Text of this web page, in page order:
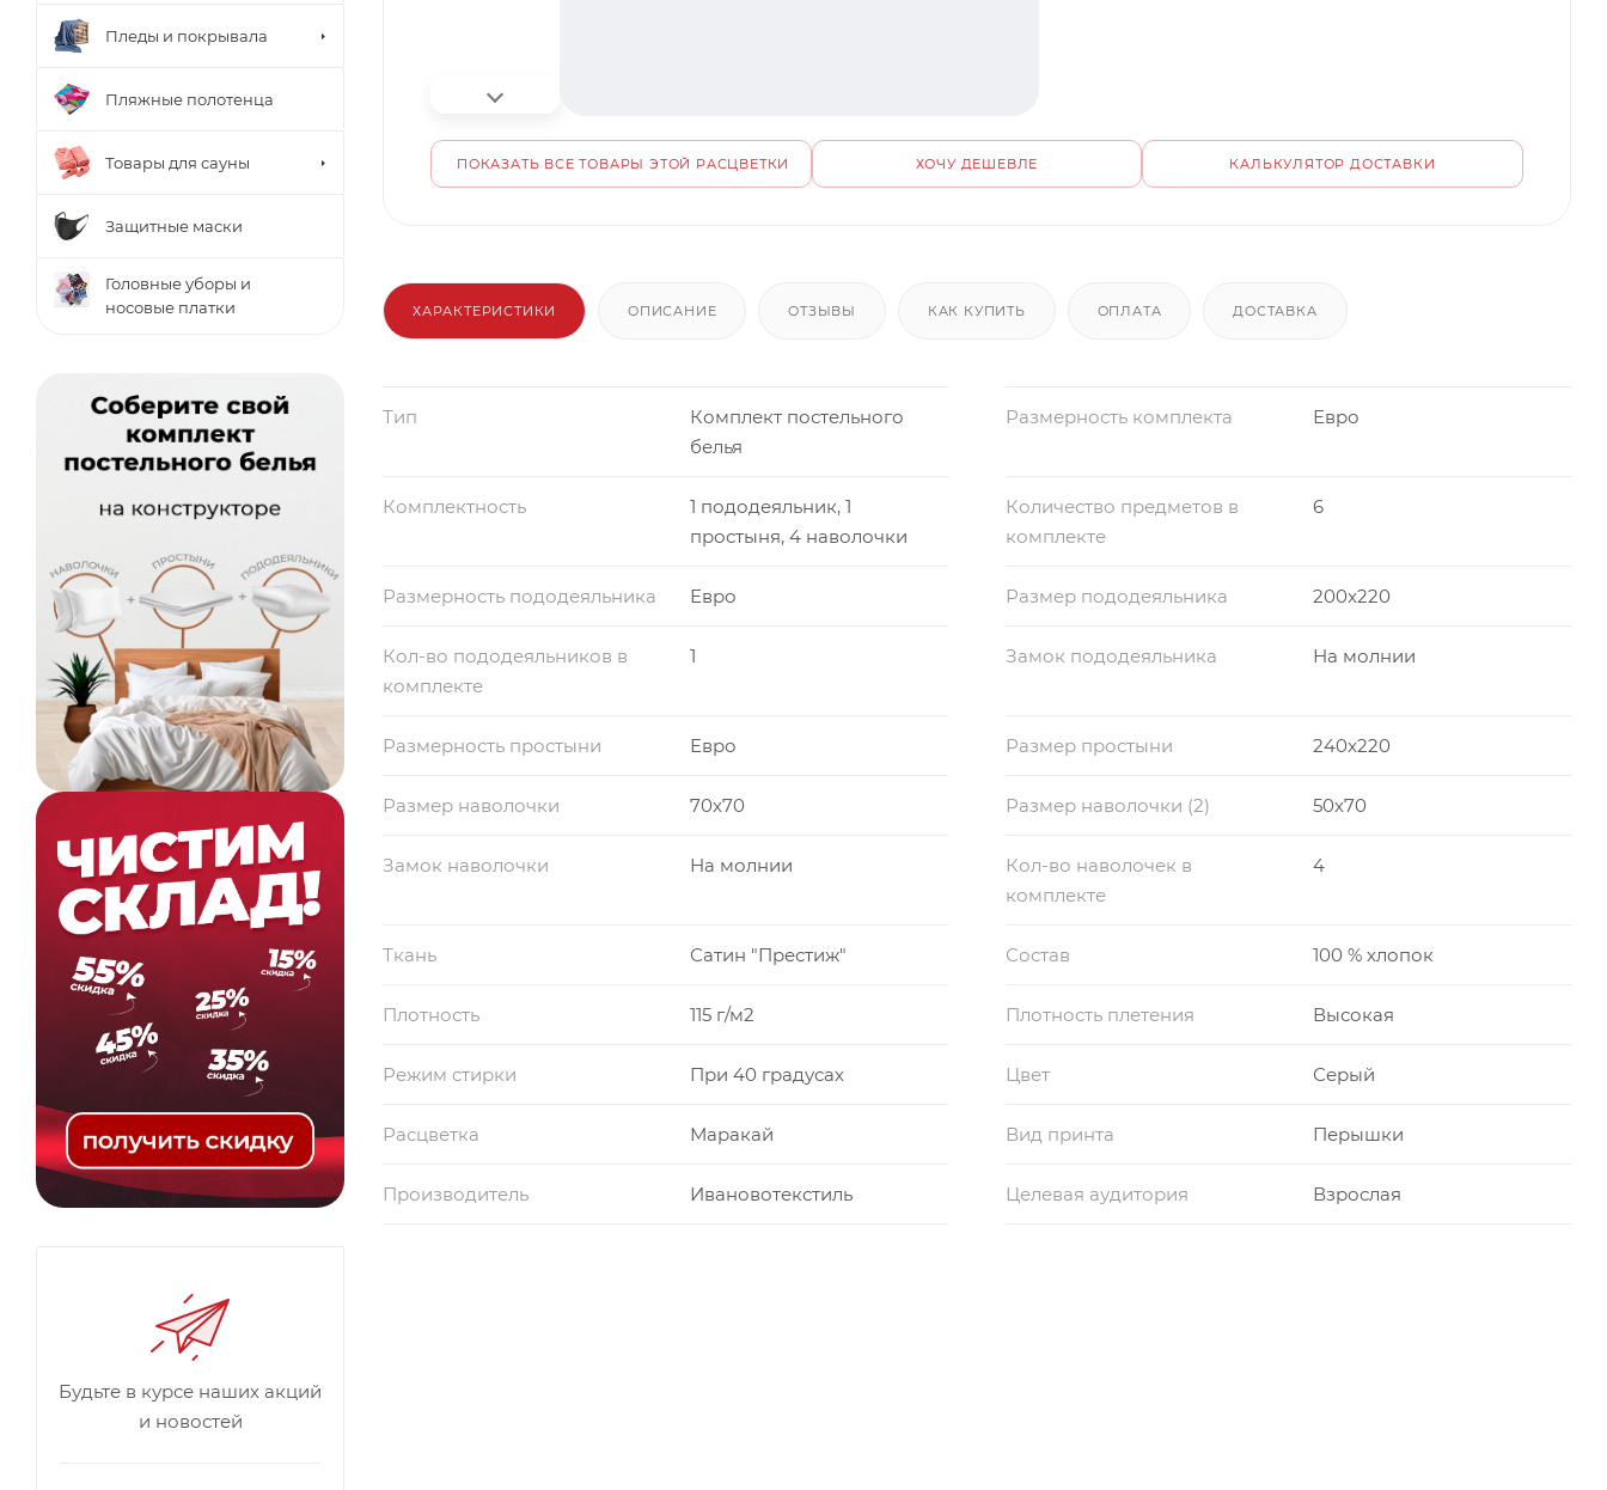
ПОКАЗАТЬ ВСЕ ТОВАРЫ ЭТОЙ РАСЦВЕТКИ ХОЧУ ДЕШЕВЛЕ КАЛЬКУЛЯТОР ДОСТАВКИ
ХАРАКТЕРИСТИКИ ОПИСАНИЕ ОТЗЫВЫ КАК КУПИТЬ ОПЛАТА ДОСТАВКА
Тип
Комплект постельного
белья
Размерность комплекта Евро
Комплектность
1 пододеяльник, 1
простыня, 4 наволочки
Количество предметов в
комплекте
6
Размерность пододеяльника Евро Размер пододеяльника 200x220
Кол-во пододеяльников в
комплекте
1 Замок пододеяльника На молнии
Размерность простыни Евро Размер простыни 240x220
Размер наволочки 70x70 Размер наволочки (2) 50x70
Замок наволочки На молнии
Кол-во наволочек в
комплекте
4
Ткань Сатин "Престиж" Состав 100 % хлопок
Плотность 115 г/м2 Плотность плетения Высокая
Режим стирки При 40 градусах Цвет Серый
Расцветка Маракай Вид принта Перышки
Производитель Ивановотекстиль Целевая аудитория Взрослая
Пледы и покрывала
Пляжные полотенца
Товары для сауны
Защитные маски
Головные уборы и
носовые платки
Будьте в курсе наших акций
и новостей